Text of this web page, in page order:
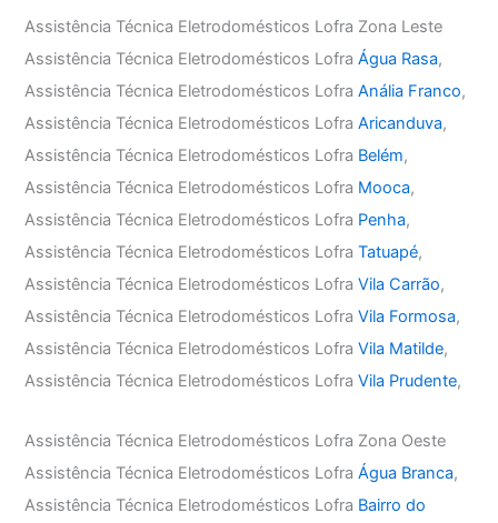
Assistência Técnica Eletrodomésticos Lofra Zona Leste
Assistência Técnica Eletrodomésticos LofraÁgua Rasa,
Assistência Técnica Eletrodomésticos LofraAnália Franco,
Assistência Técnica Eletrodomésticos LofraAricanduva,
Assistência Técnica Eletrodomésticos Lofra Belém,
Assistência Técnica Eletrodomésticos Lofra Mooca,
Assistência Técnica Eletrodomésticos Lofra Penha,
Assistência Técnica Eletrodomésticos LofraTatuapé,
Assistência Técnica Eletrodomésticos LofraVila Carrão,
Assistência Técnica Eletrodomésticos LofraVila Formosa,
Assistência Técnica Eletrodomésticos LofraVila Matilde,
Assistência Técnica Eletrodomésticos LofraVila Prudente,
Assistência Técnica Eletrodomésticos Lofra Zona Oeste
Assistência Técnica Eletrodomésticos LofraÁgua Branca,
Assistência Técnica Eletrodomésticos Lofra Bairro do